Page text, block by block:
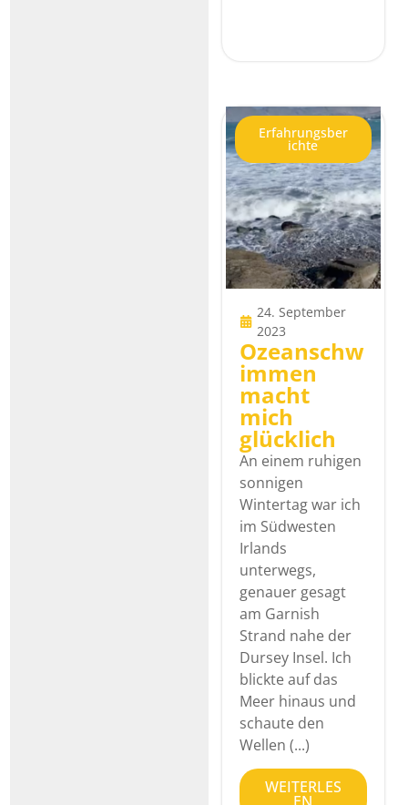
Erfahrungsber
ichte
24. September
2023
Ozeanschw
immen
macht
mich
glücklich
An einem ruhigen
sonnigen
Wintertag war ich
im Südwesten
Irlands
unterwegs,
genauer gesagt
am Garnish
Strand nahe der
Dursey Insel. Ich
blickte auf das
Meer hinaus und
schaute den
Wellen (...)
WEITERLES